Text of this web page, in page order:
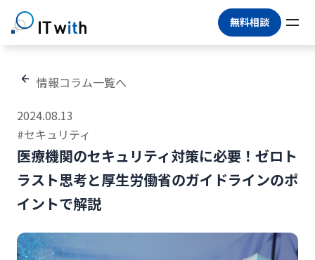
無料相談
情報コラム一覧へ
2024.08.13
#セキュリティ
医療機関のセキュリティ対策に必要！ゼロト
ラスト思考と厚生労働省のガイドラインのポ
イントで解説